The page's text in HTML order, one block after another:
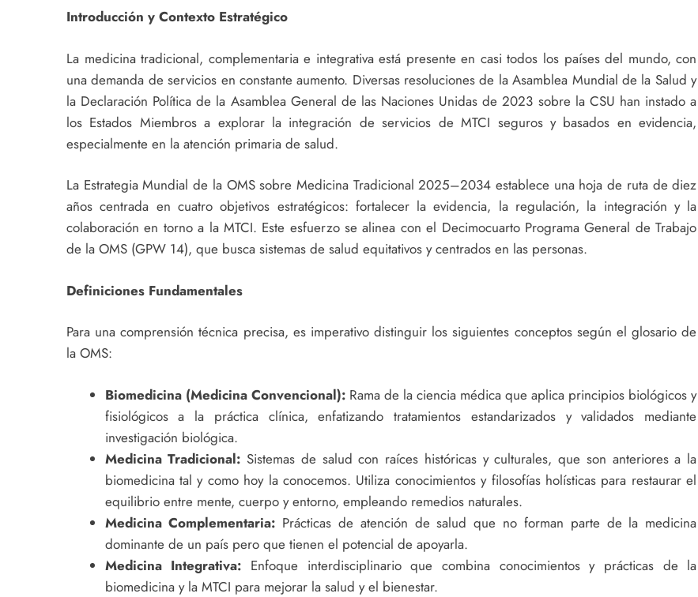
Introducción y Contexto Estratégico
La medicina tradicional, complementaria e integrativa está presente en casi todos los países del mundo, con
una demanda de servicios en constante aumento. Diversas resoluciones de la Asamblea Mundial de la Salud y
la Declaración Política de la Asamblea General de las Naciones Unidas de 2023 sobre la CSU han instado a
los Estados Miembros a explorar la integración de servicios de MTCI seguros y basados en evidencia,
especialmente en la atención primaria de salud.
La Estrategia Mundial de la OMS sobre Medicina Tradicional 2025–2034 establece una hoja de ruta de diez
años centrada en cuatro objetivos estratégicos: fortalecer la evidencia, la regulación, la integración y la
colaboración en torno a la MTCI. Este esfuerzo se alinea con el Decimocuarto Programa General de Trabajo
de la OMS (GPW 14), que busca sistemas de salud equitativos y centrados en las personas.
Definiciones Fundamentales
Para una comprensión técnica precisa, es imperativo distinguir los siguientes conceptos según el glosario de
la OMS:
Biomedicina (Medicina Convencional):Rama de la ciencia médica que aplica principios biológicos y
fisiológicos a la práctica clínica, enfatizando tratamientos estandarizados y validados mediante
investigación biológica.
Medicina Tradicional: Sistemas de salud con raíces históricas y culturales, que son anteriores a la
biomedicina tal y como hoy la conocemos. Utiliza conocimientos y filosofías holísticas para restaurar el
equilibrio entre mente, cuerpo y entorno, empleando remedios naturales.
Medicina Complementaria: Prácticas de atención de salud que no forman parte de la medicina
dominante de un país pero que tienen el potencial de apoyarla.
Medicina Integrativa: Enfoque interdisciplinario que combina conocimientos y prácticas de la
biomedicina y la MTCI para mejorar la salud y el bienestar.